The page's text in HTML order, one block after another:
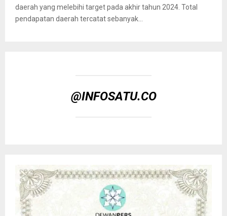
daerah yang melebihi target pada akhir tahun 2024. Total
pendapatan daerah tercatat sebanyak...
@INFOSATU.CO